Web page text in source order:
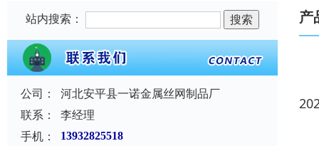
站内搜索：
公司：
河北安平县一诺金属丝网制品厂
联系：
李经理
手机：
13932825518
产